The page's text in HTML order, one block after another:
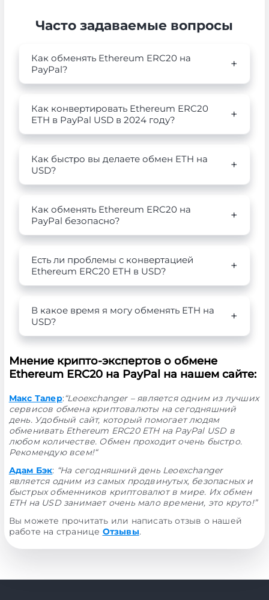
Часто задаваемые вопросы
Как обменять Ethereum ERC20 на
PayPal?
Как конвертировать Ethereum ERC20
ETH в PayPal USD в 2024 году?
Как быстро вы делаете обмен ETH на
USD?
Как обменять Ethereum ERC20 на
PayPal безопасно?
Есть ли проблемы с конвертацией
Ethereum ERC20 ETH в USD?
В какое время я могу обменять ETH на
USD?
Мнение крипто-экспертов о обмене
Ethereum ERC20 на PayPal на нашем сайте:
Макс Талер:“Leoexchanger – является одним из лучших
сервисов обмена криптовалюты на сегодняшний
день. Удобный сайт, который помогает людям
обменивать Ethereum ERC20 ETH на PayPal USD в
любом количестве. Обмен проходит очень быстро.
Рекомендую всем!“
Адам Бэк: “На сегодняшний день Leoexchanger
является одним из самых продвинутых, безопасных и
быстрых обменников криптовалют в мире. Их обмен
ETH на USD занимает очень мало времени, это круто!”
Вы можете прочитать или написать отзыв о нашей
работе на странице Отзывы.